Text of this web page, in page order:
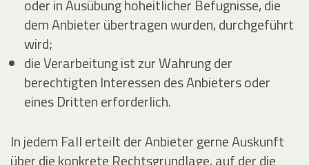
oder in Ausübung hoheitlicher Befugnisse, die
dem Anbieter übertragen wurden, durchgeführt
wird;
die Verarbeitung ist zur Wahrung der
berechtigten Interessen des Anbieters oder
eines Dritten erforderlich.
In jedem Fall erteilt der Anbieter gerne Auskunft
über die konkrete Rechtsgrundlage, auf der die